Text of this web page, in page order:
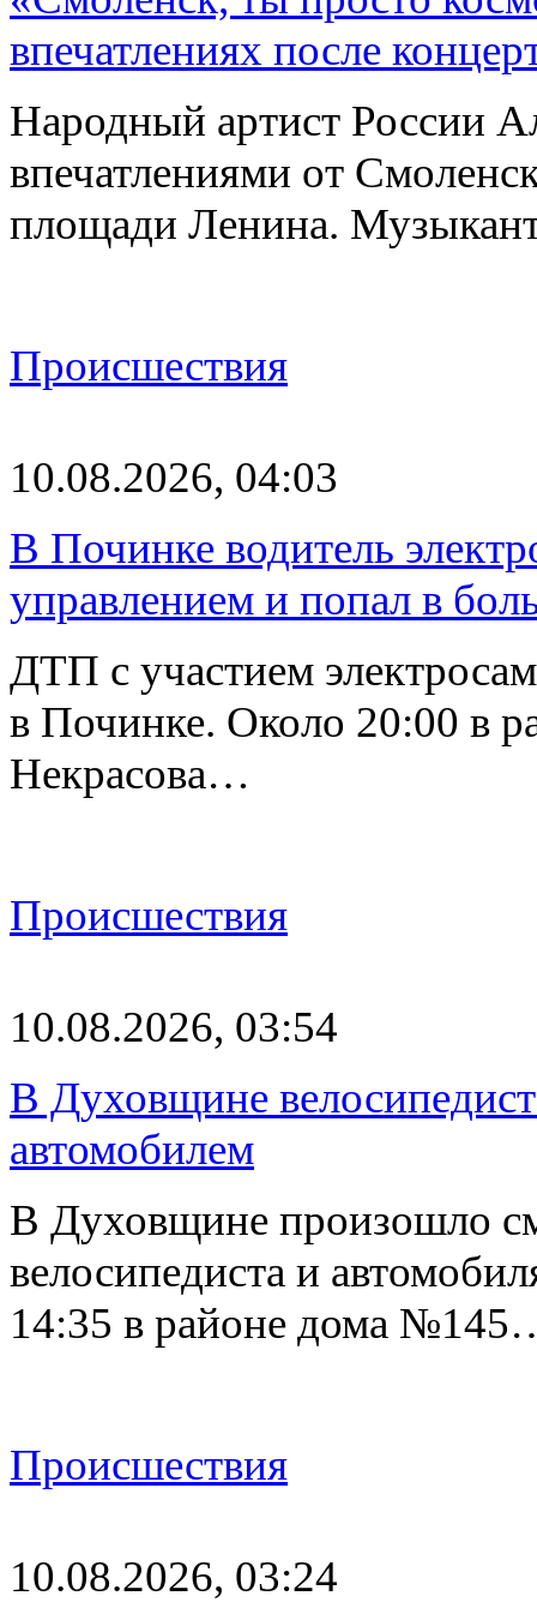
впечатлениях после
Народный артист России
впечатлениями от
площади Ленина.
Происшествия
10.08.2026, 04:03
В Починке водитель
управлением и попал в
ДТП с участием
в Починке. Около 20:00 в
Некрасова…
Происшествия
10.08.2026, 03:54
В Духовщине
автомобилем
В Духовщине произошло
велосипедиста и
14:35 в районе дома
Происшествия
10.08.2026, 03:24